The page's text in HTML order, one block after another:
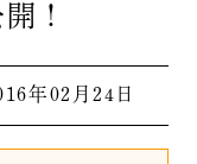
！
年02月24日